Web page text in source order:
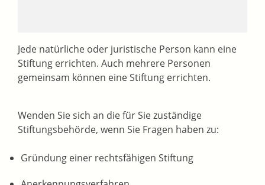
Jede natürliche oder juristische Person kann eine
Stiftung errichten. Auch mehrere Personen
gemeinsam können eine Stiftung errichten.
Wenden Sie sich an die für Sie zuständige
Stiftungsbehörde, wenn Sie Fragen haben zu:
Gründung einer rechtsfähigen Stiftung